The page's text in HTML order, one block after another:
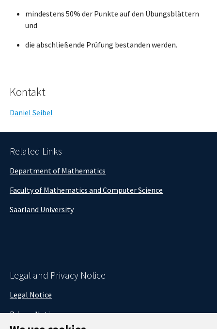
mindestens 50% der Punkte auf den Übungsblättern
und
die abschließende Prüfung bestanden werden.
Kontakt
Daniel Seibel
Related Links
Department of Mathematics
Faculty of Mathematics and Computer Science
Saarland University
Legal and Privacy Notice
Legal Notice
Privacy Notice